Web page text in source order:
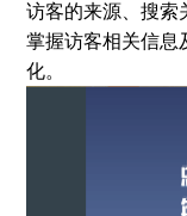
访客的来源、搜索
掌握访客相关信息
化。